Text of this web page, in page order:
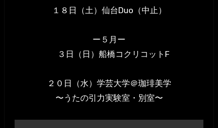
１８日（土）仙台Duo（中止）
ー５月ー
３日（日）船橋コクリコットF
２０日（水）学芸大学＠珈琲美学
〜うたの引力実験室・別室〜